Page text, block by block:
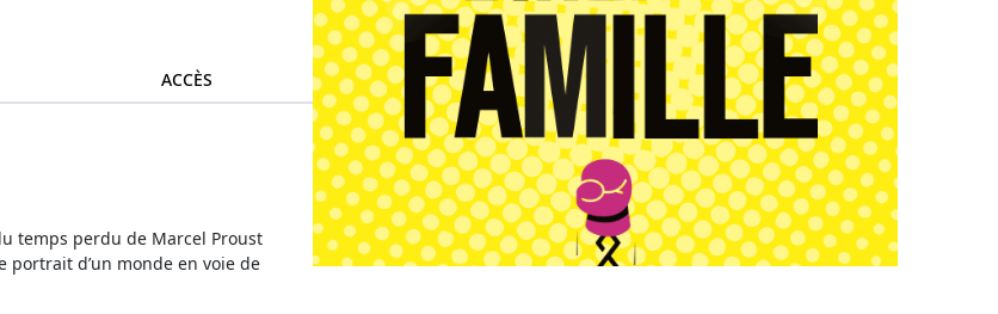
ACCÈS
temps perdu de Marcel Proust
d’un monde en voie de